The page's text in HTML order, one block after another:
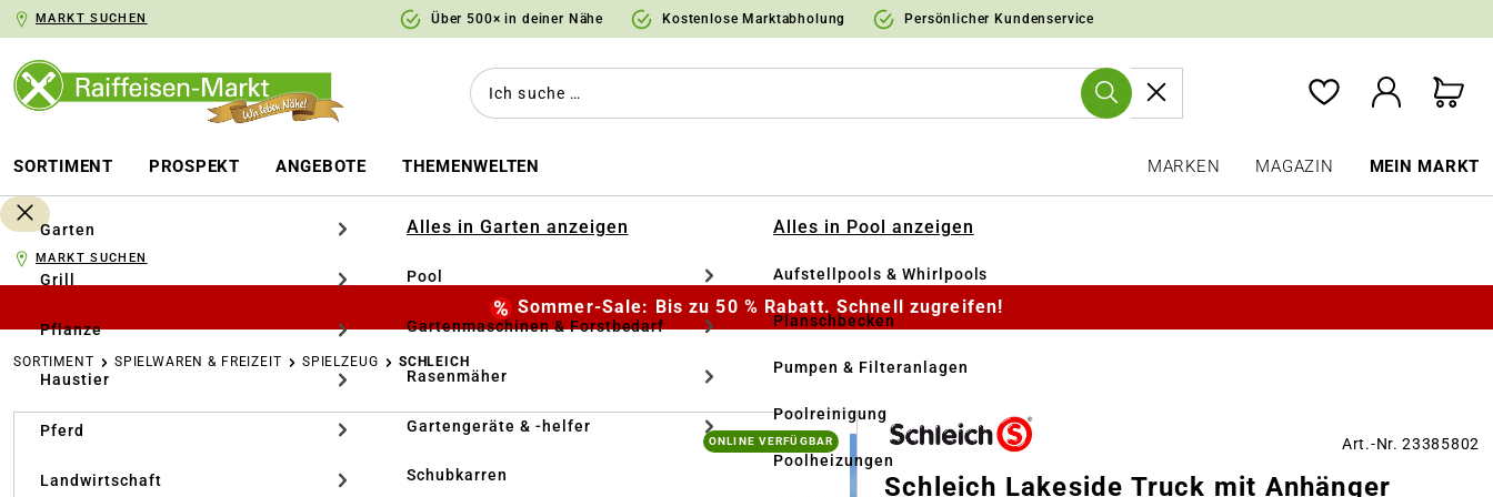
Zur Hauptnavigation springen
MARKT SUCHEN Über 500× in deiner Nähe Kostenlose Marktabholung Persönlicher Kundenservice
SORTIMENT PROSPEKT ANGEBOTE THEMENWELTEN MARKEN MAGAZIN MEIN MARKT
Garten
Grill
Pflanze
Haustier
Pferd
Landwirtschaft
Alles in Garten anzeigen
Pool
Gartenmaschinen & Forstbedarf
Rasenmäher
Gartengeräte & -helfer
Schubkarren
Alles in Pool anzeigen
Aufstellpools & Whirlpools
Planschbecken
Pumpen & Filteranlagen
Poolreinigung
Poolheizungen
MARKT SUCHEN
Sommer-Sale: Bis zu 50 % Rabatt. Schnell zugreifen!
SORTIMENT SPIELWAREN & FREIZEIT SPIELZEUG SCHLEICH
Bildergalerie überspringen
ONLINE VERFÜGBAR Art.-Nr. 23385802
Schleich Lakeside Truck mit Anhänger